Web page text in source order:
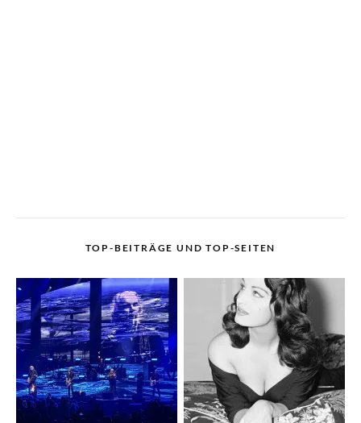
TOP-BEITRÄGE UND TOP-SEITEN